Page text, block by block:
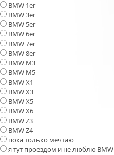
BMW 1er
BMW 3er
BMW 5er
BMW 6er
BMW 7er
BMW 8er
BMW M3
BMW M5
BMW X1
BMW X3
BMW X5
BMW X6
BMW Z3
BMW Z4
пока только мечтаю
я тут проездом и не люблю BMW